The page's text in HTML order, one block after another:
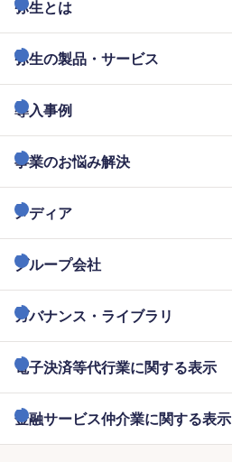
弥生とは
弥生の製品・サービス
導入事例
事業のお悩み解決
メディア
グループ会社
ガバナンス・ライブラリ
電子決済等代行業に関する表示
金融サービス仲介業に関する表示